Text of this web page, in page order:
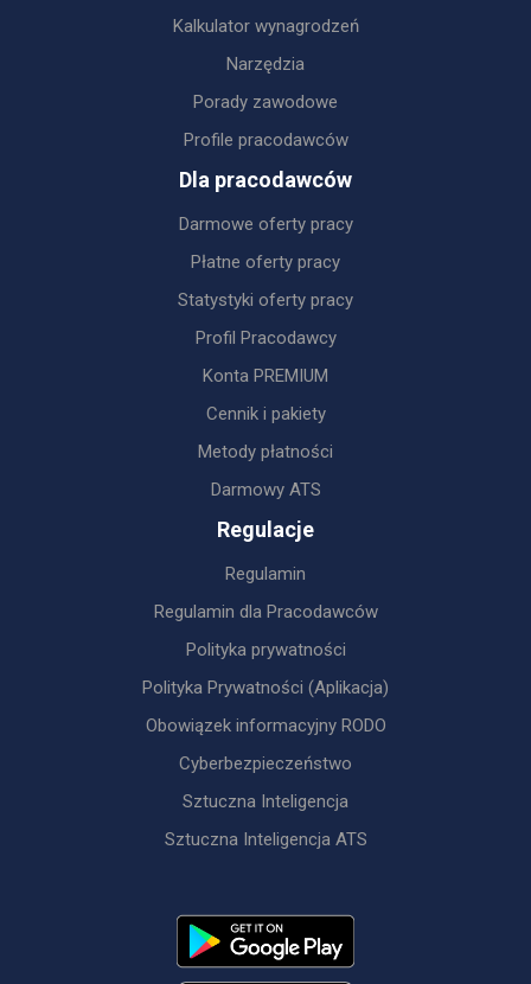
Kalkulator wynagrodzeń
Narzędzia
Porady zawodowe
Profile pracodawców
Dla pracodawców
Darmowe oferty pracy
Płatne oferty pracy
Statystyki oferty pracy
Profil Pracodawcy
Konta PREMIUM
Cennik i pakiety
Metody płatności
Darmowy ATS
Regulacje
Regulamin
Regulamin dla Pracodawców
Polityka prywatności
Polityka Prywatności (Aplikacja)
Obowiązek informacyjny RODO
Cyberbezpieczeństwo
Sztuczna Inteligencja
Sztuczna Inteligencja ATS